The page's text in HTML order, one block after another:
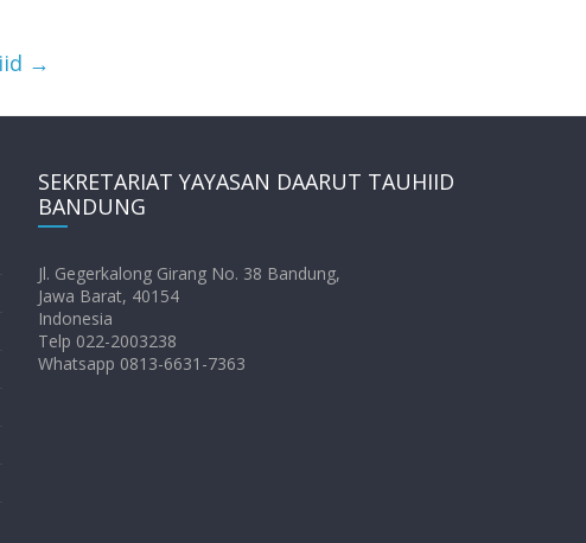
→
SEKRETARIAT YAYASAN DAARUT TAUHIID
BANDUNG
Jl. Gegerkalong Girang No. 38 Bandung,
Jawa Barat, 40154
Indonesia
Telp 022-2003238
Whatsapp 0813-6631-7363